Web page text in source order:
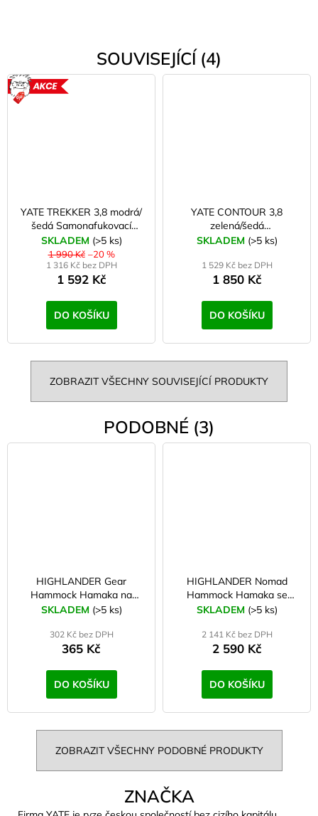
SOUVISEJÍCÍ (4)
YATE TREKKER 3,8 modrá/
šedá Samonafukovací
karimatka
SKLADEM (>5 ks)
1 990 Kč –20 %
1 316 Kč bez DPH
1 592 Kč
DO KOŠÍKU
YATE CONTOUR 3,8
zelená/šedá
Samonafukovací karimatka
SKLADEM (>5 ks)
1 529 Kč bez DPH
1 850 Kč
DO KOŠÍKU
ZOBRAZIT VŠECHNY SOUVISEJÍCÍ PRODUKTY
PODOBNÉ (3)
HIGHLANDER Gear
Hammock Hamaka na
materiál
SKLADEM (>5 ks)
302 Kč bez DPH
365 Kč
DO KOŠÍKU
HIGHLANDER Nomad
Hammock Hamaka se
stříškou
SKLADEM (>5 ks)
2 141 Kč bez DPH
2 590 Kč
DO KOŠÍKU
ZOBRAZIT VŠECHNY PODOBNÉ PRODUKTY
ZNAČKA